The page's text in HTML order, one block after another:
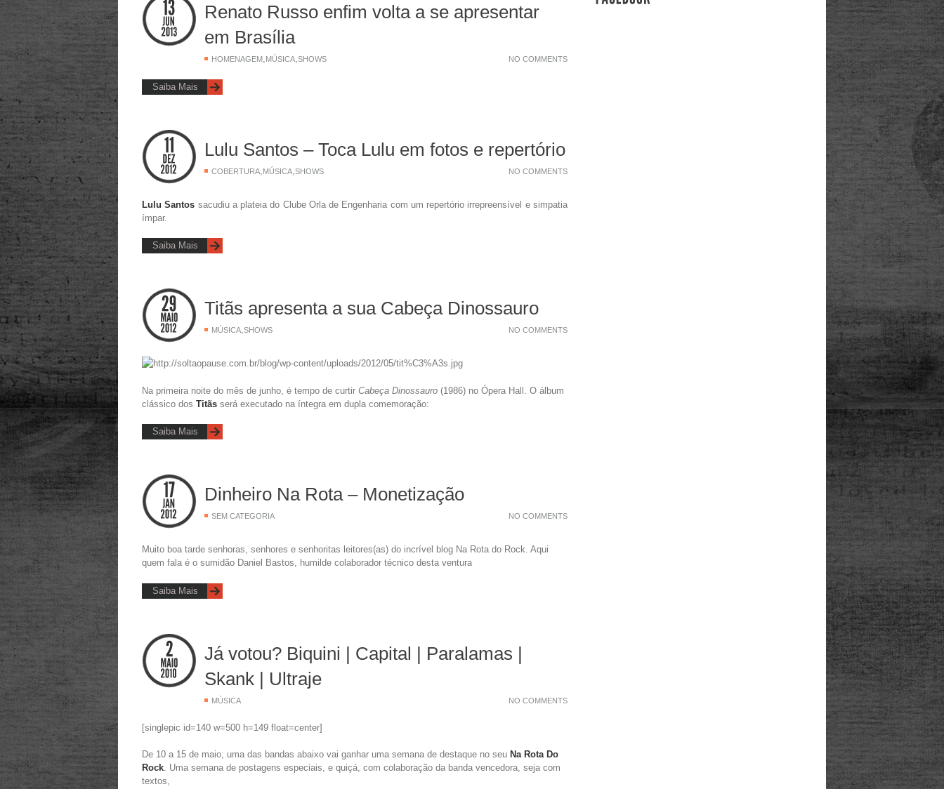
Renato Russo enfim volta a se apresentar
em Brasília
HOMENAGEM MÚSICA SHOWS NO COMMENTS
Saiba Mais
Lulu Santos – Toca Lulu em fotos e repertório
COBERTURA MÚSICA SHOWS NO COMMENTS
Lulu Santos sacudiu a plateia do Clube Orla de Engenharia com um repertório irrepreensível e simpatia
ímpar.
Saiba Mais
Titãs apresenta a sua Cabeça Dinossauro
MÚSICA,SHOWS NO COMMENTS
Na primeira noite do mês de junho, é tempo de curtir Cabeça Dinossauro (1986) no Ópera Hall. O álbum
clássico dos Titãs será executado na íntegra em dupla comemoração:
Saiba Mais
Dinheiro Na Rota – Monetização
SEM CATEGORIA NO COMMENTS
Muito boa tarde senhoras, senhores e senhoritas leitores(as) do incrível blog Na Rota do Rock. Aqui
quem fala é o sumidão Daniel Bastos, humilde colaborador técnico desta ventura
Saiba Mais
Já votou? Biquini | Capital | Paralamas |
Skank | Ultraje
MÚSICA NO COMMENTS
[singlepic id=140 w=500 h=149 float=center]
De 10 a 15 de maio, uma das bandas abaixo vai ganhar uma semana de destaque no seu Na Rota Do
Rock. Uma semana de postagens especiais, e quiçá, com colaboração da banda vencedora, seja com
textos,